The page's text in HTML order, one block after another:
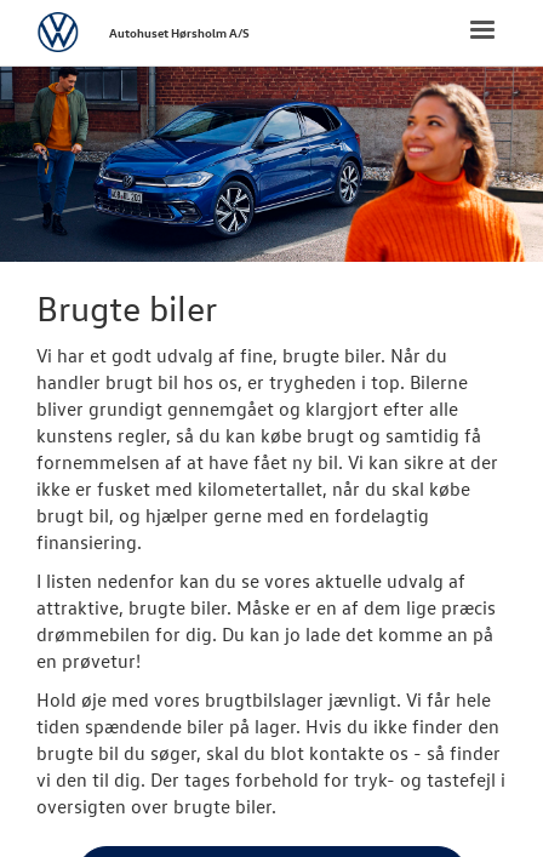
FORSIDE
NYE
NYE VAREBILER
Finansiering
VÆRKSTED
SKADECENTER
TILBEHØR
RESERVEDELE
NYHEDER
Toggle
VolkswagenAutohuset Hørsholm A/S
Brugte biler
Vi har et godt udvalg af fine, brugte biler. Når du
handler brugt bil hos os, er trygheden i top. Bilerne
bliver grundigt gennemgået og klargjort efter alle
kunstens regler, så du kan købe brugt og samtidig få
fornemmelsen af at have fået ny bil. Vi kan sikre at der
ikke er fusket med kilometertallet, når du skal købe
brugt bil, og hjælper gerne med en fordelagtig
finansiering.
I listen nedenfor kan du se vores aktuelle udvalg af
attraktive, brugte biler. Måske er en af dem lige præcis
drømmebilen for dig. Du kan jo lade det komme an på
en prøvetur!
Hold øje med vores brugtbilslager jævnligt. Vi får hele
tiden spændende biler på lager. Hvis du ikke finder den
brugte bil du søger, skal du blot kontakte os - så finder
vi den til dig. Der tages forbehold for tryk- og tastefejl i
oversigten over brugte biler.